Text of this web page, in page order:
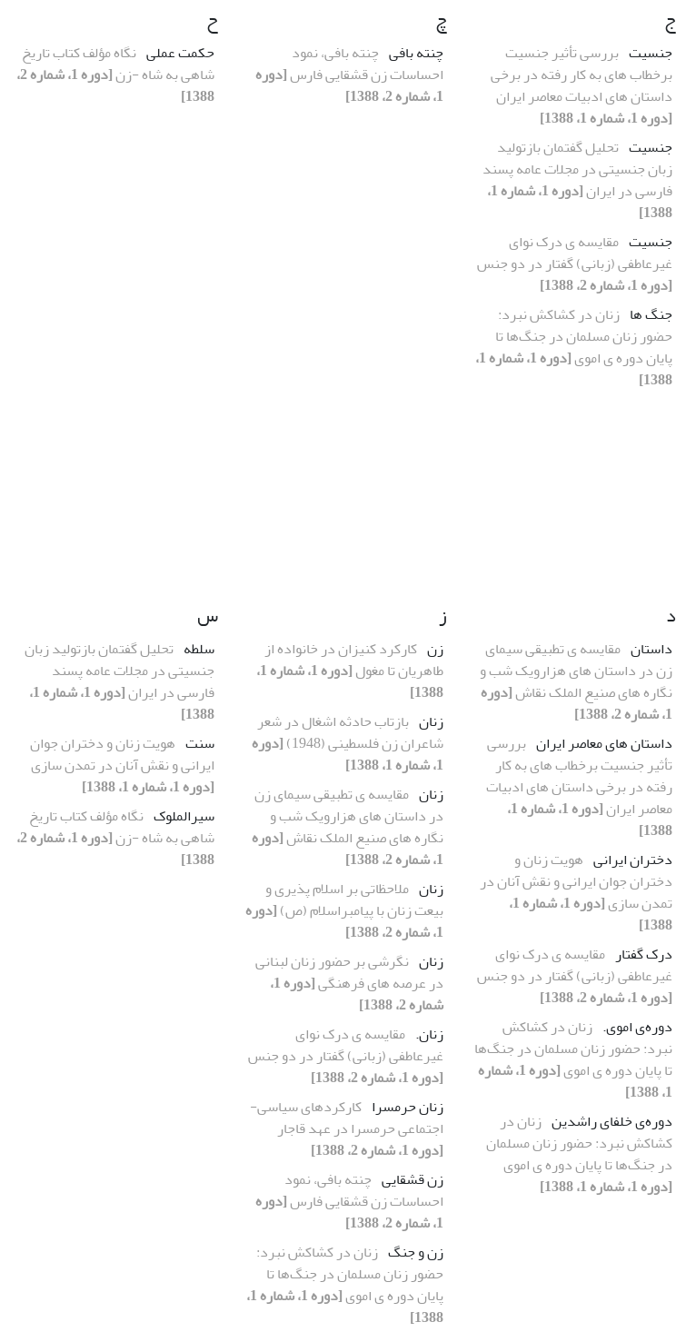
ج
جنسیت بررسی تأثیر جنسیت
برخطاب های به کار رفته در برخی
داستان های ادبیات معاصر ایران
[دوره 1، شماره 1، 1388]
جنسیت تحلیل گفتمان بازتولید
زبان جنسیتی در مجلات عامه پسند
فارسی در ایران
[دوره 1، شماره 1،
1388]
جنسیت مقایسه ی درک نوای
غیرعاطفی (زبانی) گفتار در دو جنس
[دوره 1، شماره 2، 1388]
جنگ ها زنان در کشاکش نبرد:
حضور زنان مسلمان در جنگ‌ها تا
پایان دوره ی اموی
[دوره 1، شماره 1،
1388]
چ
چنته بافی چنته بافی، نمود
احساسات زن قشقایی فارس[دوره
1، شماره 2، 1388]
ح
حکمت عملی نگاه مؤلف کتاب تاریخ
شاهی به شاه -زن
[دوره 1، شماره 2،
1388]
د
داستان مقایسه ی تطبیقی سیمای
زن در داستان های هزارویک شب و
نگاره های صنیع الملک نقاش[دوره
1، شماره 2، 1388]
داستان های معاصر ایران بررسی
تأثیر جنسیت برخطاب های به کار
رفته در برخی داستان های ادبیات
معاصر ایران
[دوره 1، شماره 1،
1388]
دختران ایرانی هویت زنان و
دختران جوان ایرانی و نقش آنان در
تمدن سازی
[دوره 1، شماره 1،
1388]
درک گفتار مقایسه ی درک نوای
غیرعاطفی (زبانی) گفتار در دو جنس
[دوره 1، شماره 2، 1388]
دوره‌ی اموی. زنان در کشاکش
نبرد: حضور زنان مسلمان در جنگ‌ها
تا پایان دوره ی اموی
[دوره 1، شماره
1، 1388]
دوره‌ی خلفای راشدین زنان در
کشاکش نبرد: حضور زنان مسلمان
در جنگ‌ها تا پایان دوره ی اموی
[دوره 1، شماره 1، 1388]
ز
زن کارکرد کنیزان در خانواده از
طاهریان تا مغول
[دوره 1، شماره 1،
1388]
زنان بازتاب حادثه اشغال در شعر
شاعران زن فلسطینی (1948)
[دوره
1، شماره 1، 1388]
زنان مقایسه ی تطبیقی سیمای زن
در داستان های هزارویک شب و
نگاره های صنیع الملک نقاش[دوره
1، شماره 2، 1388]
زنان ملاحظاتی بر اسلام پذیری و
بیعت زنان با پیامبراسلام (ص)[دوره
1، شماره 2، 1388]
زنان نگرشی بر حضور زنان لبنانی
در عرصه های فرهنگی
[دوره 1،
شماره 2، 1388]
زنان. مقایسه ی درک نوای
غیرعاطفی (زبانی) گفتار در دو جنس
[دوره 1، شماره 2، 1388]
زنان حرمسرا کارکردهای سیاسی-
اجتماعی حرمسرا در عهد قاجار
[دوره 1، شماره 2، 1388]
زن قشقایی چنته بافی، نمود
احساسات زن قشقایی فارس[دوره
1، شماره 2، 1388]
زن و جنگ زنان در کشاکش نبرد:
حضور زنان مسلمان در جنگ‌ها تا
پایان دوره ی اموی
[دوره 1، شماره 1،
1388]
س
سلطه تحلیل گفتمان بازتولید زبان
جنسیتی در مجلات عامه پسند
فارسی در ایران
[دوره 1، شماره 1،
1388]
سنت هویت زنان و دختران جوان
ایرانی و نقش آنان در تمدن سازی
[دوره 1، شماره 1، 1388]
سیرالملوک نگاه مؤلف کتاب تاریخ
شاهی به شاه -زن
[دوره 1، شماره 2،
1388]